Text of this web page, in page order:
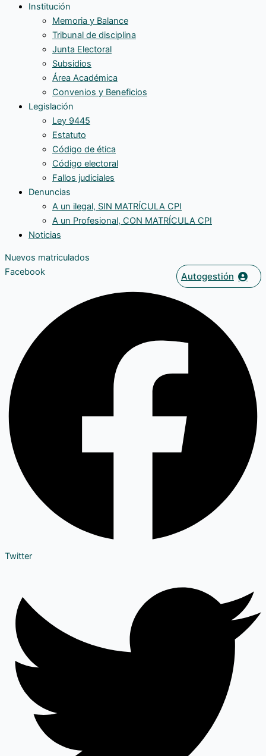
Institución
Memoria y Balance
Tribunal de disciplina
Junta Electoral
Subsidios
Área Académica
Convenios y Beneficios
Legislación
Ley 9445
Estatuto
Código de ética
Código electoral
Fallos judiciales
Denuncias
A un ilegal, SIN MATRÍCULA CPI
A un Profesional, CON MATRÍCULA CPI
Noticias
Nuevos matriculados
Autogestión
Facebook
Twitter